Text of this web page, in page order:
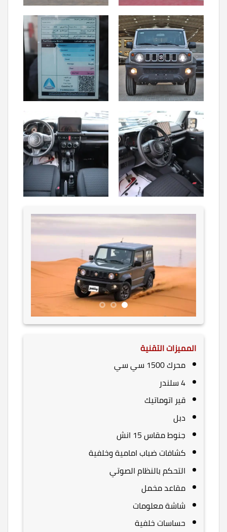
المميزات التقنية
محرك 1500 سي سي
4 سلندر
قير اتوماتيك
دبل
جنوط مقاس 15 انش
كشافات ضباب امامية وخلفية
التحكم بالنظام الصوتي
مقاعد مخمل
شاشة معلومات
حساسات خلفية